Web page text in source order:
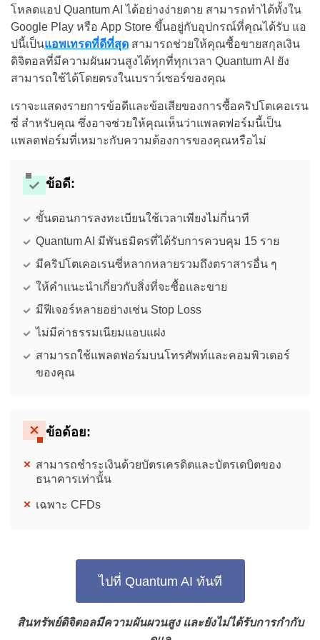
โหลดแอป Quantum AI ได้อย่างง่ายดาย สามารถทำได้ทั้งใน
Google Play หรือ App Store ขึ้นอยู่กับอุปกรณ์ที่คุณได้รับ แอ
ปนี้เป็นแอพเทรดที่ดีที่สุด สามารถช่วยให้คุณซื้อขายสกุลเงิน
ดิจิตอลที่มีความผันผวนสูงได้ทุกที่ทุกเวลา Quantum AI ยัง
สามารถใช้ได้โดยตรงในเบราว์เซอร์ของคุณ
เราจะแสดงรายการข้อดีและข้อเสียของการซื้อคริปโตเคอเรน
ซี่ สำหรับคุณ ซึ่งอาจช่วยให้คุณเห็นว่าแพลตฟอร์มนี้เป็น
แพลตฟอร์มที่เหมาะกับความต้องการของคุณหรือไม่
ข้อดี:
ขั้นตอนการลงทะเบียนใช้เวลาเพียงไม่กี่นาที
Quantum AI มีพันธมิตรที่ได้รับการควบคุม 15 ราย
มีคริปโตเคอเรนซี่หลากหลายรวมถึงตราสารอื่น ๆ
ให้คำแนะนำเกี่ยวกับสิ่งที่จะซื้อและขาย
มีฟีเจอร์หลายอย่างเช่น Stop Loss
ไม่มีค่าธรรมเนียมแอบแฝง
สามารถใช้แพลตฟอร์มบนโทรศัพท์และคอมพิวเตอร์
ของคุณ
ข้อด้อย:
สามารถชำระเงินด้วยบัตรเครดิตและบัตรเดบิตของ
ธนาคารเท่านั้น
เฉพาะ CFDs
ไปที่ Quantum AI ทันที
สินทรัพย์ดิจิตอลมีความผันผวนสูง และยังไม่ได้รับการกำกับ